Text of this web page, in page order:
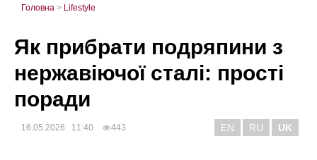
Головна > Lifestyle
Як прибрати подряпини з
нержавіючої сталі: прості
поради
16.05.2026 11:40 443 EN RU UK